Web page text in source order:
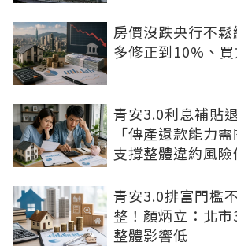
房價沒跌央行不
多修正到10%、
青安3.0利息補貼
「傳產還款能力
支撐整體違約風險
青安3.0排富門檻
整！顏炳立：北
整體影響低